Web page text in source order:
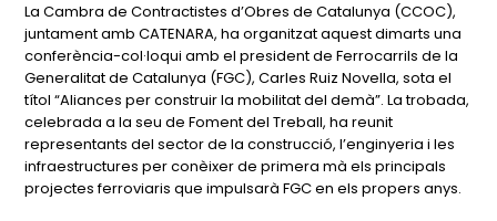
La Cambra de Contractistes d’Obres de Catalunya (CCOC),
juntament amb CATENARA, ha organitzat aquest dimarts una
conferència-col·loqui amb el president de Ferrocarrils de la
Generalitat de Catalunya (FGC), Carles Ruiz Novella, sota el
títol“Aliances per construir la mobilitat del demà”. La trobada,
celebrada a la seu de Foment del Treball, ha reunit
representants del sector de la construcció, l’enginyeria i les
infraestructures per conèixer de primera mà els principals
projectes ferroviaris que impulsarà FGC en els propers anys.